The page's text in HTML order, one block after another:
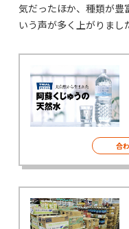
気だったほか、種類が豊
いう声が多く上がりまし
合